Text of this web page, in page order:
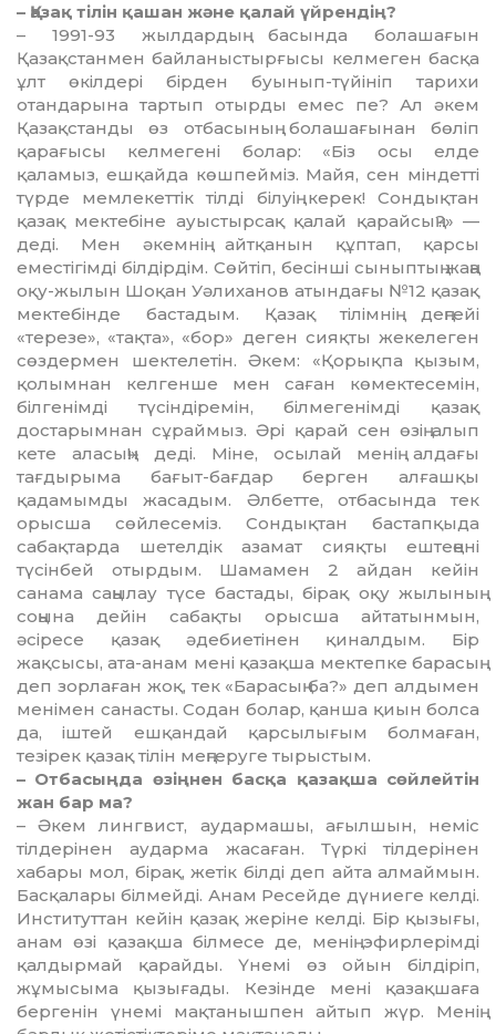
– Қазақ тілін қашан және қалай үйрендің?
– 1991-93 жылдардың басында болашағын
Қазақстанмен байланыстырғысы келмеген басқа
ұлт өкілдері бірден буынып-түйініп тарихи
отандарына тартып отырды емес пе? Ал әкем
Қазақстанды өз отбасының болашағынан бөліп
қарағысы келмегені болар: «Біз осы елде
қаламыз, ешқайда көшпейміз. Майя, сен міндетті
түрде мемлекеттік тілді білуің керек! Сондықтан
қазақ мектебіне ауыстырсақ қалай қарайсың?» —
деді. Мен әкемнің айтқанын құптап, қарсы
еместігімді білдірдім. Сөйтіп, бесінші сыныптың жаңа
оқу-жылын Шоқан Уәлиханов атындағы №12 қазақ
мектебінде бастадым. Қазақ тілімнің деңгейі
«терезе», «тақта», «бор» деген сияқты жекелеген
сөздермен шектелетін. Әкем: «Қорықпа қызым,
қолымнан келгенше мен саған көмектесемін,
білгенімді түсіндіремін, білмегенімді қазақ
достарымнан сұраймыз. Әрі қарай сен өзің алып
кете аласың!» деді. Міне, осылай менің алдағы
тағдырыма бағыт-бағдар берген алғашқы
қадамымды жасадым. Әлбетте, отбасында тек
орысша сөйлесеміз. Сондықтан бастапқыда
сабақтарда шетелдік азамат сияқты ештеңені
түсінбей отырдым. Шамамен 2 айдан кейін
санама саңылау түсе бастады, бірақ оқу жылының
соңына дейін сабақты орысша айтатынмын,
әсіресе қазақ әдебиетінен қиналдым. Бір
жақсысы, ата-анам мені қазақша мектепке барасың
деп зорлаған жоқ, тек «Барасың ба?» деп алдымен
менімен санасты. Содан болар, қанша қиын болса
да, іштей ешқандай қарсылығым болмаған,
тезірек қазақ тілін меңгеруге тырыстым.
– Отбасыңда өзіңнен басқа қазақша сөйлейтін
жан бар ма?
– Әкем лингвист, аудармашы, ағылшын, неміс
тілдерінен аударма жасаған. Түркі тілдерінен
хабары мол, бірақ, жетік білді деп айта алмаймын.
Басқалары білмейді. Анам Ресейде дүниеге келді.
Институттан кейін қазақ жеріне келді. Бір қызығы,
анам өзі қазақша білмесе де, менің эфирлерімді
қалдырмай қарайды. Үнемі өз ойын білдіріп,
жұмысыма қызығады. Кезінде мені қазақшаға
бергенін үнемі мақтанышпен айтып жүр. Менің